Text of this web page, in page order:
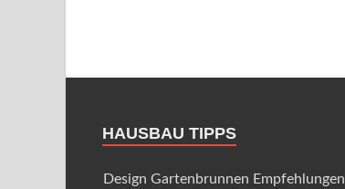
HAUSBAU TIPPS
Design Gartenbrunnen Empfehlungen